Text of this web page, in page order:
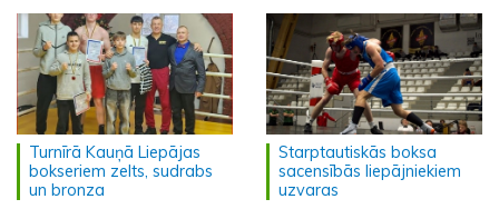
Turnīrā Kauņā Liepājas
bokseriem zelts, sudrabs
un bronza
Starptautiskās boksa
sacensībās liepājniekiem
uzvaras